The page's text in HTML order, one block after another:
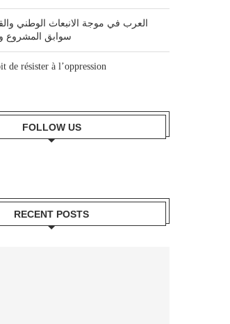
العرب في موجة الانبعاث الوطني
سوابق المشروع
de résister à l’oppression
FOLLOW US
RECENT POSTS